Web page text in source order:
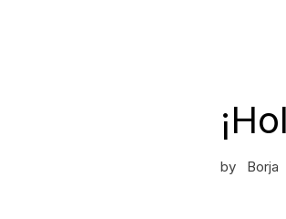
by Borja